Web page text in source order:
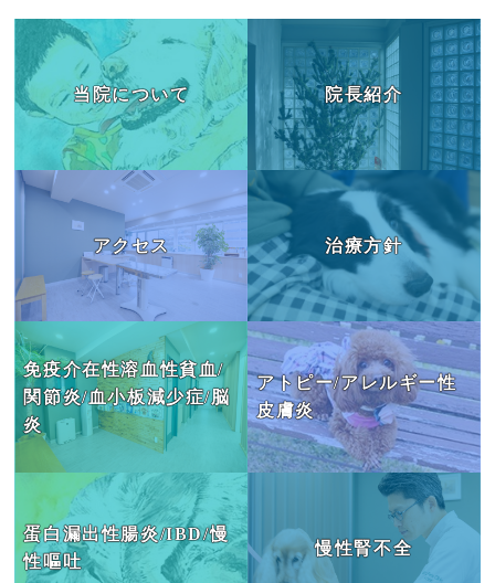
当院について 院長紹介
アクセス 治療方針
免疫介在性溶血性貧血/
関節炎/血小板減少症/脳
炎
アトピー/アレルギー性
皮膚炎
蛋白漏出性腸炎/IBD/慢
性嘔吐
慢性腎不全